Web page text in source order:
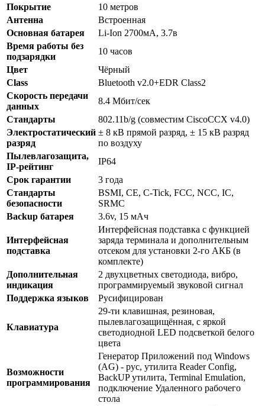
Покрытие
10 метров
Антенна
Встроенная
Основная батарея
Li-Ion 2700мА, 3.7в
Время работы без
подзарядки
10 часов
Цвет
Чёрный
Class
Bluetooth v2.0+EDR Class2
Скорость передачи
данных
8.4 Мбит/сек
Стандарты
802.11b/g (совместим CiscoCCX v4.0)
Электростатический
разряд
± 8 кВ прямой разряд, ± 15 кВ разряд
по воздуху
Пылевлагозащита,
IP-рейтинг
IP64
Срок гарантии
3 года
Стандарты
безопасности
BSMI, CE, C-Tick, FCC, NCC, IC,
SRMC
Backup батарея
3.6v, 15 мАч
Интерфейсная
подставка
Интерфейсная подставка с функцией
заряда терминала и дополнительным
отсеком для установки 2-го АКБ (в
комплекте)
Дополнительная
индикация
2 двухцветных светодиода, вибро,
программируемый звуковой сигнал
Поддержка языков
Русифицирован
Клавиатура
29-ти клавишная, резиновая,
пылевлагозащищённая, с яркой
светодиодной LED подсветкой белого
цвета
Возможности
программирования
Генератор Приложений под Windows
(AG) - рус, утилита Reader Config,
BackUP утилита, Terminal Emulation,
подключение Удаленного рабочего
стола